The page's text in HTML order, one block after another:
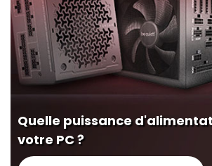
Quelle puissance
votre PC ?